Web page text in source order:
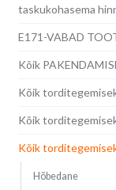
taskukohasema
E171-VABAD
Kõik
Kõik
Kõik
Kõik
Hõbedane